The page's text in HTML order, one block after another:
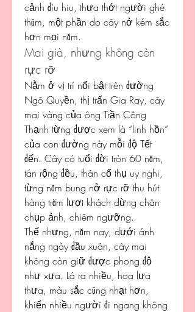
cảnh đìu hiu, thưa thớt người ghé
thăm, một phần do cây nở kém sắc
hơn mọi năm.
Mai già, nhưng không còn
rực rỡ
Nằm ở vị trí nổi bật trên đường
Ngô Quyền, thị trấn Gia Ray, cây
mai vàng của ông Trần Công
Thạnh từng được xem là “linh hồn”
của con đường này mỗi độ Tết
đến. Cây có tuổi đời tròn 60 năm,
tán rộng đều, thân cổ thụ uy nghi,
từng năm bung nở rực rỡ thu hút
hàng trăm lượt khách dừng chân
chụp ảnh, chiêm ngưỡng.
Thế nhưng, năm nay, dưới ánh
nắng ngày đầu xuân, cây mai
không còn giữ được phong độ
như xưa. Lá ra nhiều, hoa lưa
thưa, màu sắc cũng nhạt hơn,
khiến nhiều người đi ngang không